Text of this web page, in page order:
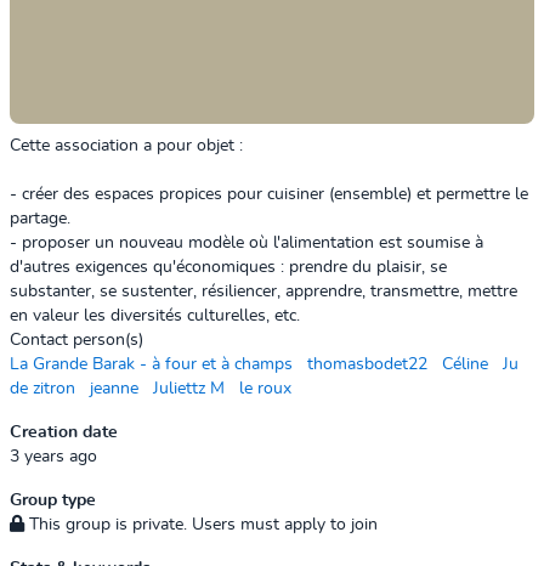
Cette association a pour objet :
- créer des espaces propices pour cuisiner (ensemble) et permettre le
partage.
- proposer un nouveau modèle où l'alimentation est soumise à
d'autres exigences qu'économiques : prendre du plaisir, se
substanter, se sustenter, résiliencer, apprendre, transmettre, mettre
en valeur les diversités culturelles, etc.
Contact person(s)
La Grande Barak - à four et à champs
thomasbodet22 Céline
Ju
de zitron
jeanne Juliettz M le roux
Creation date
3 years ago
Group type
This group is private. Users must apply to join